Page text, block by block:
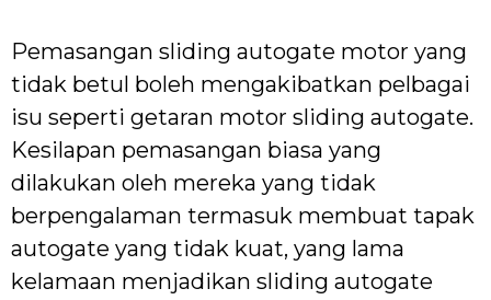
Pemasangan sliding autogate motor yang
tidak betul boleh mengakibatkan pelbagai
isu seperti getaran motor sliding autogate.
Kesilapan pemasangan biasa yang
dilakukan oleh mereka yang tidak
berpengalaman termasuk membuat tapak
autogate yang tidak kuat, yang lama
kelamaan menjadikan sliding autogate